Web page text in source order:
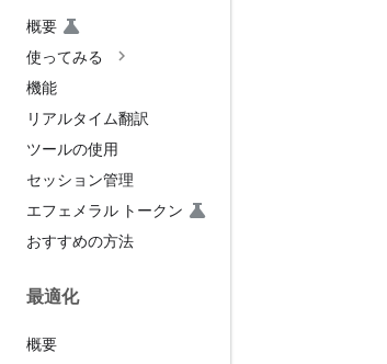
概要
使ってみる
機能
リアルタイム翻訳
ツールの使用
セッション管理
エフェメラル トークン
おすすめの方法
最適化
概要